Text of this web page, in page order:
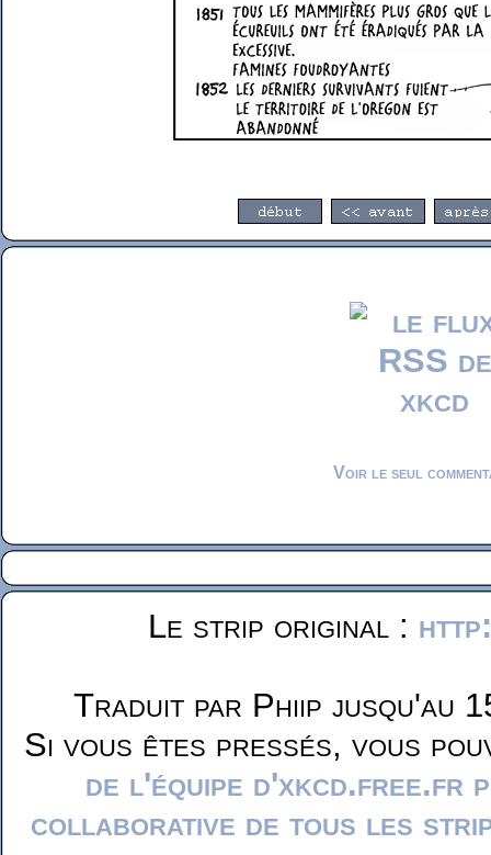
Voir le seul
Le strip original :
Traduit par Phiip jusqu'au
Si vous êtes pressés, vous
de l'équipe d'xkcd.free.fr
collaborative de tous les